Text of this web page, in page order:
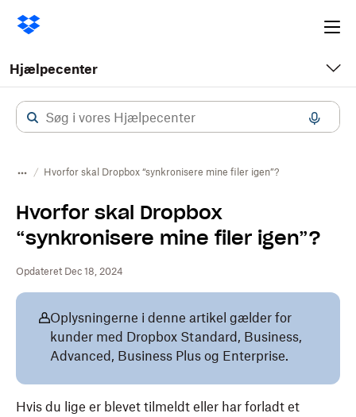
Hjælpecenter
Hvorfor skal Dropbox “synkronisere mine filer igen”?
Hvorfor skal Dropbox
“synkronisere mine filer igen”?
Opdateret Dec 18, 2024
Oplysningerne i denne artikel gælder for
kunder med Dropbox Standard, Business,
Advanced, Business Plus og Enterprise.
Hvis du lige er blevet tilmeldt eller har forladt et